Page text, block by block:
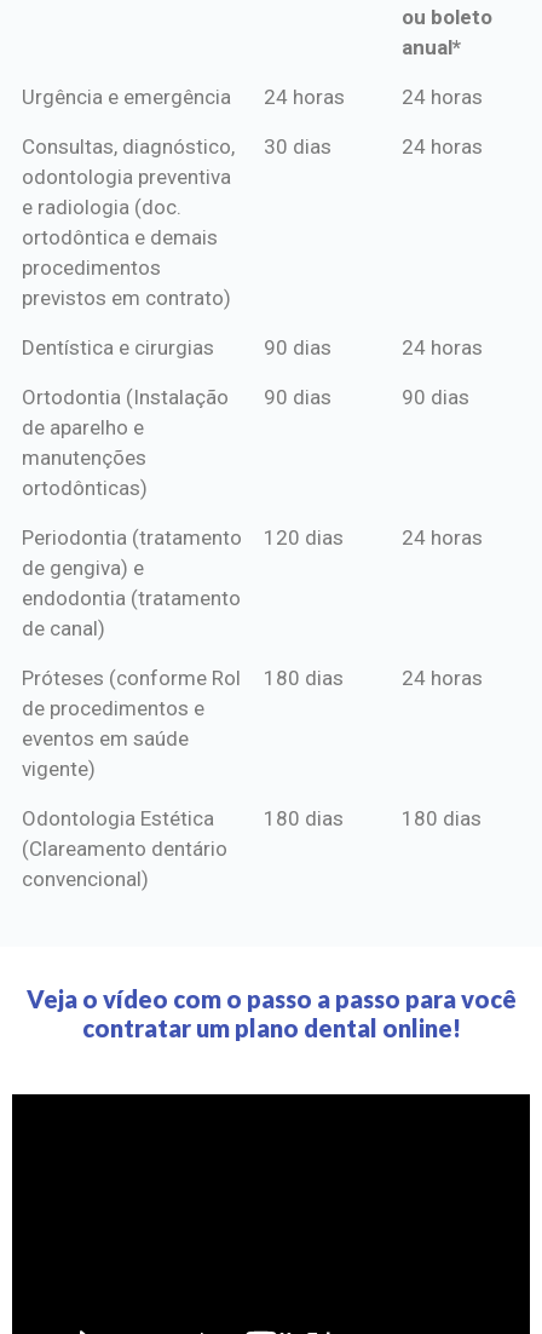
ou boleto
anual*
*Procedimentos Amil
*Pagamento
mensal*
*Pagamento
de crédito
Urgência e emergência 24 horas 24 horas
Consultas, diagnóstico,
odontologia preventiva
e radiologia (doc.
ortodôntica e demais
procedimentos
previstos em contrato)
30 dias 24 horas
Dentística e cirurgias 90 dias 24 horas
Ortodontia (Instalação
de aparelho e
manutenções
ortodônticas)
90 dias 90 dias
Periodontia (tratamento
de gengiva) e
endodontia (tratamento
de canal)
120 dias 24 horas
Próteses (conforme Rol
de procedimentos e
eventos em saúde
vigente)
180 dias 24 horas
Odontologia Estética
(Clareamento dentário
convencional)
180 dias 180 dias
Veja o vídeo com o passo a passo para você
contratar um plano dental online!